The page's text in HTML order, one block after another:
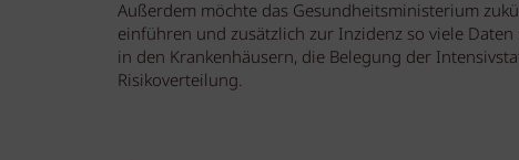
Außerdem möchte das Gesundheitsministerium
einführen und zusätzlich zur Inzidenz so viele
in den Krankenhäusern, die Belegung der
Risikoverteilung.